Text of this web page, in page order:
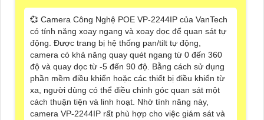
💞 Camera Công Nghệ POE VP-2244IP của VanTech
có tính năng xoay ngang và xoay dọc để quan sát tự
động. Được trang bị hệ thống pan/tilt tự động,
camera có khả năng quay quét ngang từ 0 đến 360
độ và quay dọc từ -5 đến 90 độ. Bằng cách sử dụng
phần mềm điều khiển hoặc các thiết bị điều khiển từ
xa, người dùng có thể điều chỉnh góc quan sát một
cách thuận tiện và linh hoạt. Nhờ tính năng này,
camera VP-2244IP rất phù hợp cho việc giám sát và